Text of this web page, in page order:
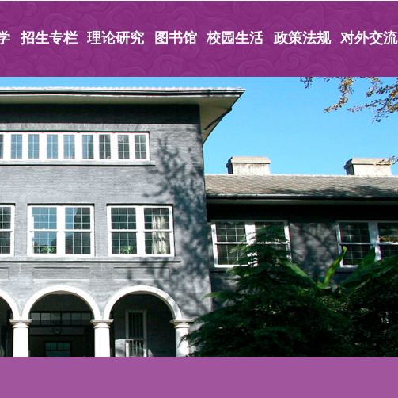
招生专栏 理论研究 图书馆 校园生活 政策法规 对外交流